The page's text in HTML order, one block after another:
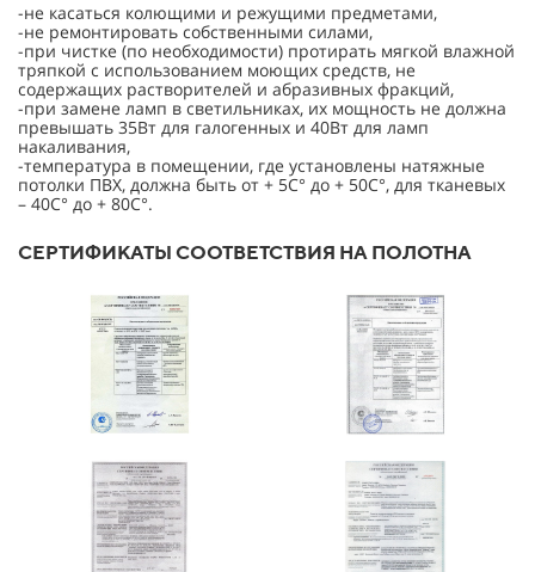
-не касаться колющими и режущими предметами,
-не ремонтировать собственными силами,
-при чистке (по необходимости) протирать мягкой влажной
тряпкой с использованием моющих средств, не
содержащих растворителей и абразивных фракций,
-при замене ламп в светильниках, их мощность не должна
превышать 35Вт для галогенных и 40Вт для ламп
накаливания,
-температура в помещении, где установлены натяжные
потолки ПВХ, должна быть от + 5С° до + 50С°, для тканевых
– 40С° до + 80С°.
СЕРТИФИКАТЫ СООТВЕТСТВИЯ НА ПОЛОТНА